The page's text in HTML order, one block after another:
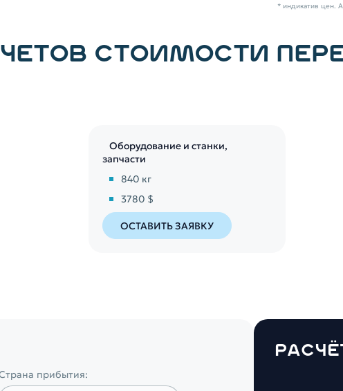
* индикатив цен.
СТОИМОСТИ
Оборудование и станки,
запчасти
840 кг
3780 $
ОСТАВИТЬ ЗАЯВКУ
прибытия: